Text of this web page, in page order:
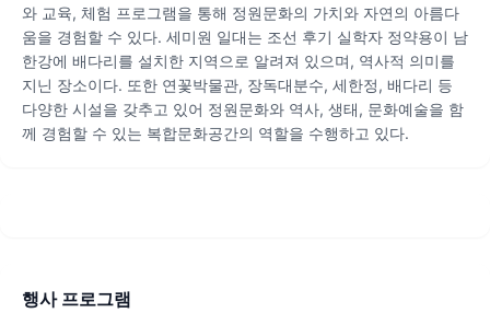
와 교육, 체험 프로그램을 통해 정원문화의 가치와 자연의 아름다
움을 경험할 수 있다. 세미원 일대는 조선 후기 실학자 정약용이 남
한강에 배다리를 설치한 지역으로 알려져 있으며, 역사적 의미를
지닌 장소이다. 또한 연꽃박물관, 장독대분수, 세한정, 배다리 등
다양한 시설을 갖추고 있어 정원문화와 역사, 생태, 문화예술을 함
께 경험할 수 있는 복합문화공간의 역할을 수행하고 있다.
행사 프로그램